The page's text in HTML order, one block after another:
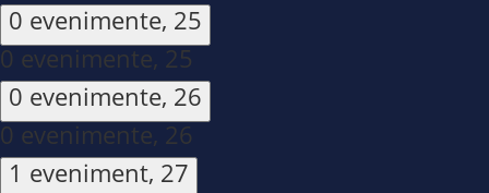
0 evenimente, 25
0 evenimente, 25
0 evenimente, 26
0 evenimente, 26
1 eveniment, 27